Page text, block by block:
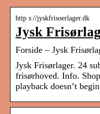
http s://jyskfrisoerlager.dk
Jysk
Forside – Jysk
Jysk Frisørlager. 24
frisørhoved. Info.
playback doesn’t